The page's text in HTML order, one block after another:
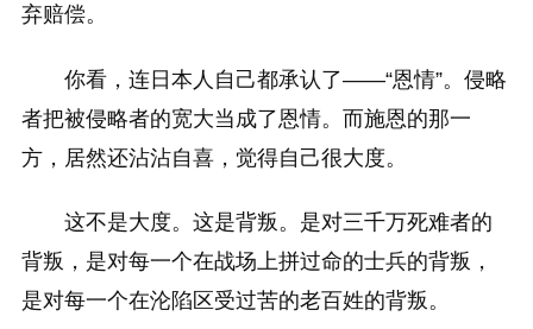
弃赔偿。
你看，连日本人自己都承认了——“恩情”。侵略
者把被侵略者的宽大当成了恩情。而施恩的那一
方，居然还沾沾自喜，觉得自己很大度。
这不是大度。这是背叛。是对三千万死难者的
背叛，是对每一个在战场上拼过命的士兵的背叛，
是对每一个在沦陷区受过苦的老百姓的背叛。